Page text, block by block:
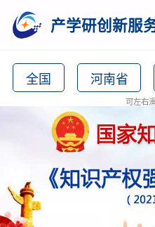
产学研创新服
全国 河南省
可左右